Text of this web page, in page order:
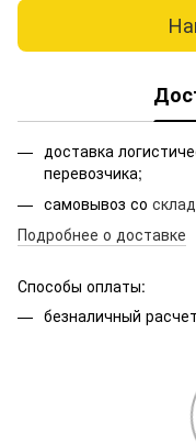
доставка
перевозчика;
самовывоз со
Подробнее о доставке
Способы оплаты:
безналичный